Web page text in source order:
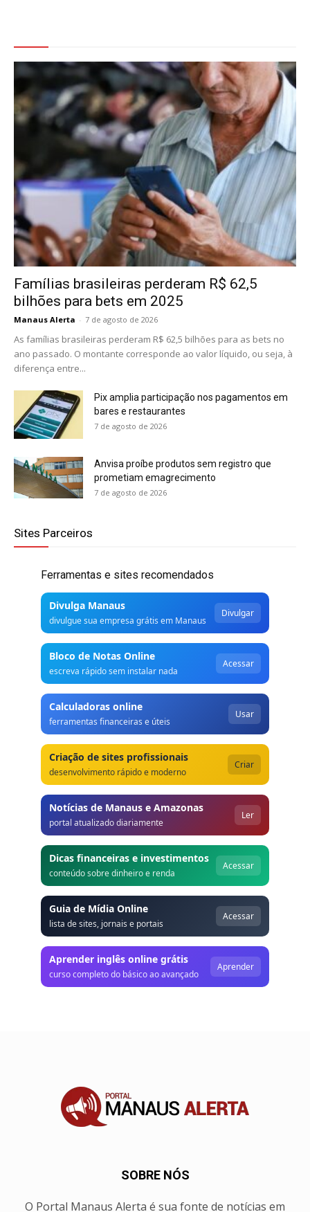
Famílias brasileiras perderam R$ 62,5
bilhões para bets em 2025
Manaus Alerta - 7 de agosto de 2026
As famílias brasileiras perderam R$ 62,5 bilhões para as bets no
ano passado. O montante corresponde ao valor líquido, ou seja, à
diferença entre...
Pix amplia participação nos pagamentos em
bares e restaurantes
7 de agosto de 2026
Anvisa proíbe produtos sem registro que
prometiam emagrecimento
7 de agosto de 2026
Sites Parceiros
Ferramentas e sites recomendados
Divulga Manaus
divulgue sua empresa grátis em Manaus
Divulgar
Bloco de Notas Online
escreva rápido sem instalar nada
Acessar
Calculadoras online
ferramentas financeiras e úteis
Usar
Criação de sites profissionais
desenvolvimento rápido e moderno
Criar
Notícias de Manaus e Amazonas
portal atualizado diariamente
Ler
Dicas financeiras e investimentos
conteúdo sobre dinheiro e renda
Acessar
Guia de Mídia Online
lista de sites, jornais e portais
Acessar
Aprender inglês online grátis
curso completo do básico ao avançado
Aprender
SOBRE NÓS
O Portal Manaus Alerta é sua fonte de notícias em